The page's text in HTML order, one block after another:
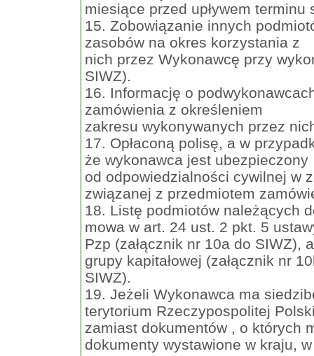
miesiące przed upływem terminu
15. Zobowiązanie innych
zasobów na okres korzystania z
nich przez Wykonawcę przy
SIWZ).
16. Informację o
zamówienia z określeniem
zakresu wykonywanych przez
17. Opłaconą polisę, a w
że wykonawca jest ubezpieczony
od odpowiedzialności cywilnej w
związanej z przedmiotem
18. Listę podmiotów należących
mowa w art. 24 ust. 2 pkt. 5
Pzp (załącznik nr 10a do SIWZ),
grupy kapitałowej (załącznik nr
SIWZ).
19. Jeżeli Wykonawca ma
terytorium Rzeczypospolitej
zamiast dokumentów , o których
dokumenty wystawione w kraju, w